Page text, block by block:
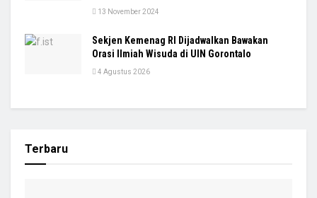
13 November 2024
Sekjen Kemenag RI Dijadwalkan Bawakan
Orasi Ilmiah Wisuda di UIN Gorontalo
4 Agustus 2026
Terbaru